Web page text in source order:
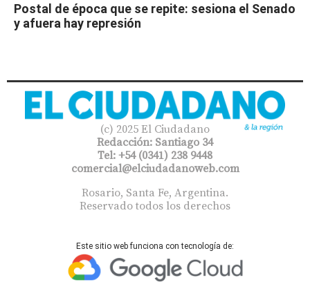
Postal de época que se repite: sesiona el Senado
y afuera hay represión
(c) 2025 El Ciudadano
Redacción: Santiago 34
Tel: +54 (0341) 238 9448
comercial@elciudadanoweb.com​
Rosario, Santa Fe, Argentina.
Reservado todos los derechos
Este sitio web funciona con tecnología de: